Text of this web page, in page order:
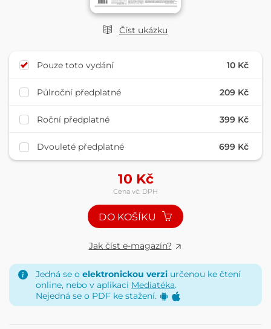
Číst ukázku
Pouze toto vydání 10 Kč
Půlroční předplatné 209 Kč
Roční předplatné 399 Kč
Dvouleté předplatné 699 Kč
10 Kč
Cena vč. DPH
DO KOŠÍKU
Jak číst e-magazín?
Jedná se o elektronickou verzi určenou ke čtení
online, nebo v aplikaci Mediatéka.
Nejedná se o PDF ke stažení.